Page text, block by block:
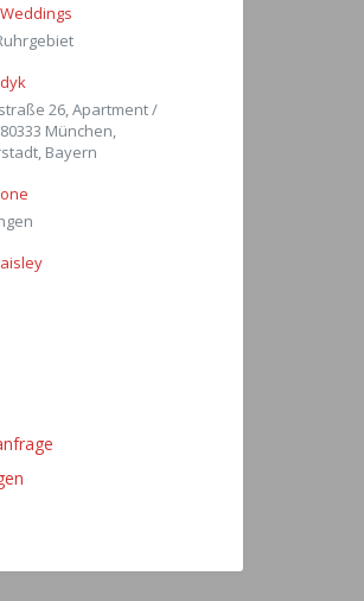
Weddings
26, Apartment /
München,
Bayern